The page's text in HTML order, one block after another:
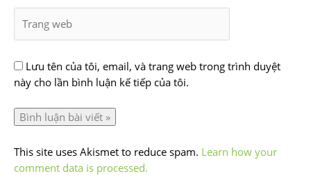
Lưu tên của tôi, email, và trang web trong trình duyệt
này cho lần bình luận kế tiếp của tôi.
This site uses Akismet to reduce spam. Learn how your
comment data is processed.